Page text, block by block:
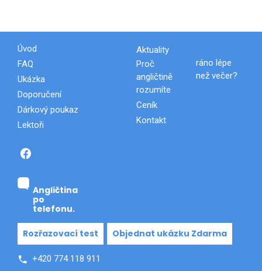
Úvod
FAQ
Ukázka
Doporučení
Dárkový poukaz
Lektoři
Aktuality
Proč
angličtině
rozumíte
ráno lépe
než večer?
Ceník
Kontakt
Angličtina
po
telefonu.
Rozřazovací test Objednat ukázku Zdarma
+420 774 118 911